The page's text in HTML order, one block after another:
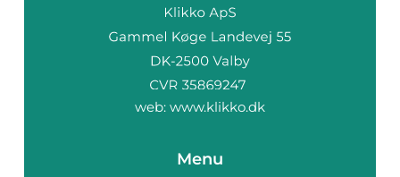
web: www.klikko.dk
Menu